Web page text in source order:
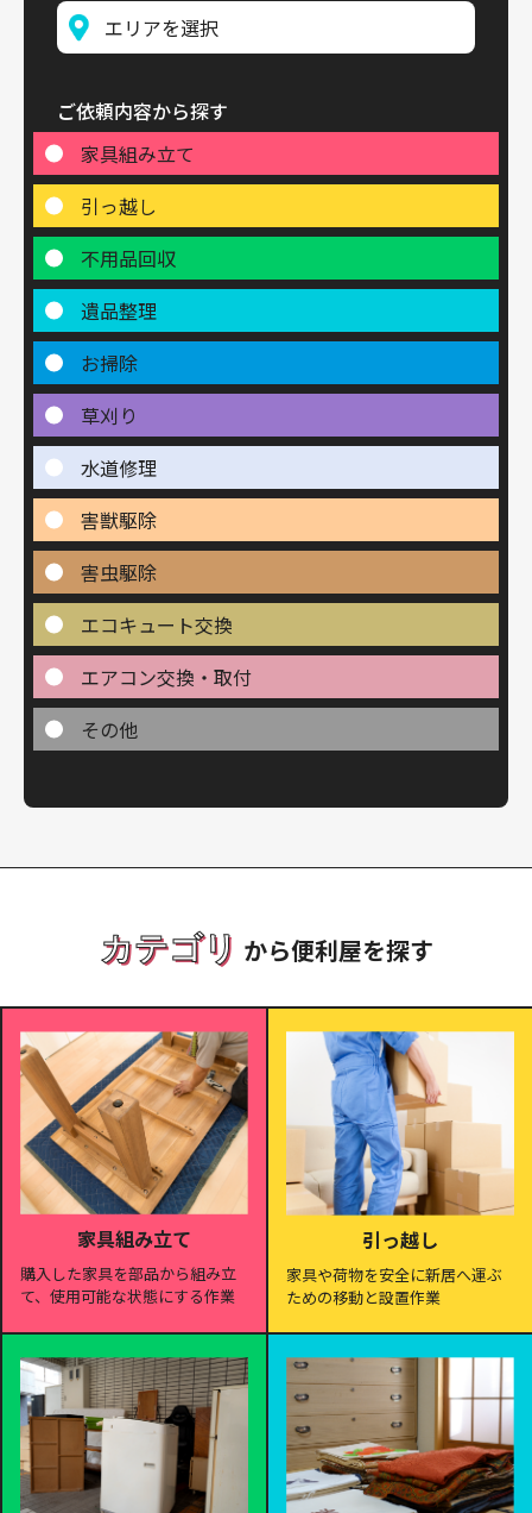
ご依頼内容から探す
家具組み立て
引っ越し
不用品回収
遺品整理
お掃除
草刈り
水道修理
害獣駆除
害虫駆除
エコキュート交換
エアコン交換・取付
その他
カテゴリ から便利屋を探す
家具組み立て
購入した家具を部品から組み立
て、使用可能な状態にする作業
引っ越し
家具や荷物を安全に新居へ運ぶ
ための移動と設置作業